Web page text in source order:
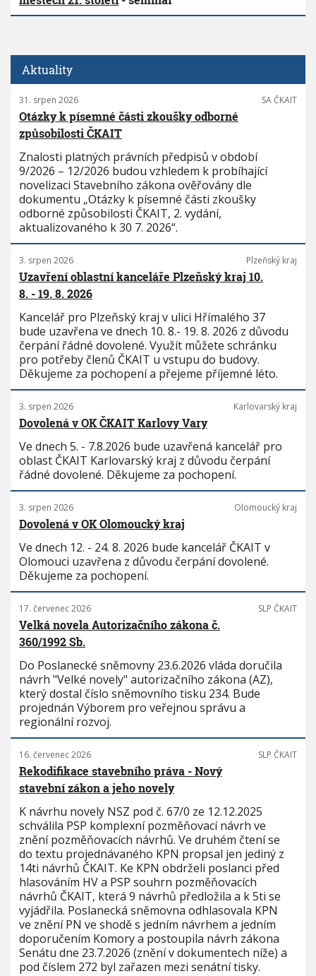
Aktuality
31. srpen 2026 SA ČKAIT
Otázky k písemné části zkoušky odborné
způsobilosti ČKAIT
Znalosti platných právních předpisů v období
9/2026 – 12/2026 budou vzhledem k probíhající
novelizaci Stavebního zákona ověřovány dle
dokumentu „Otázky k písemné části zkoušky
odborné způsobilosti ČKAIT, 2. vydání,
aktualizovaného k 30 7. 2026“.
3. srpen 2026 Plzeňský kraj
Uzavření oblastní kanceláře Plzeňský kraj 10.
8. - 19. 8. 2026
Kancelář pro Plzeňský kraj v ulici Hřímalého 37
bude uzavřena ve dnech 10. 8.- 19. 8. 2026 z důvodu
čerpání řádné dovolené. Využít můžete schránku
pro potřeby členů ČKAIT u vstupu do budovy.
Děkujeme za pochopení a přejeme příjemné léto.
3. srpen 2026 Karlovarský kraj
Dovolená v OK ČKAIT Karlovy Vary
Ve dnech 5. - 7.8.2026 bude uzavřená kancelář pro
oblast ČKAIT Karlovarský kraj z důvodu čerpání
řádné dovolené. Děkujeme za pochopení.
3. srpen 2026 Olomoucký kraj
Dovolená v OK Olomoucký kraj
Ve dnech 12. - 24. 8. 2026 bude kancelář ČKAIT v
Olomouci uzavřena z důvodu čerpání dovolené.
Děkujeme za pochopení.
17. červenec 2026 SLP ČKAIT
Velká novela Autorizačního zákona č.
360/1992 Sb.
Do Poslanecké sněmovny 23.6.2026 vláda doručila
návrh "Velké novely" autorizačního zákona (AZ),
který dostal číslo sněmovního tisku 234. Bude
projednán Výborem pro veřejnou správu a
regionální rozvoj.
16. červenec 2026 SLP ČKAIT
Rekodifikace stavebního práva - Nový
stavební zákon a jeho novely
K návrhu novely NSZ pod č. 67/0 ze 12.12.2025
schválila PSP komplexní pozměňovací návrh ve
znění pozměňovacích návrhů. Ve druhém čtení se
do textu projednávaného KPN propsal jen jediný z
14ti návrhů ČKAIT. Ke KPN obdrželi poslanci před
hlasováním HV a PSP souhrn pozměňovacích
návrhů ČKAIT, která 9 návrhů předložila a k 5ti se
vyjádřila. Poslanecká sněmovna odhlasovala KPN
ve znění PN ve shodě s jedním návrhem a jedním
doporučením Komory a postoupila návrh zákona
Senátu dne 23.7.2026 (znění v dokumentech níže) a
pod číslem 272 byl zařazen mezi senátní tisky.